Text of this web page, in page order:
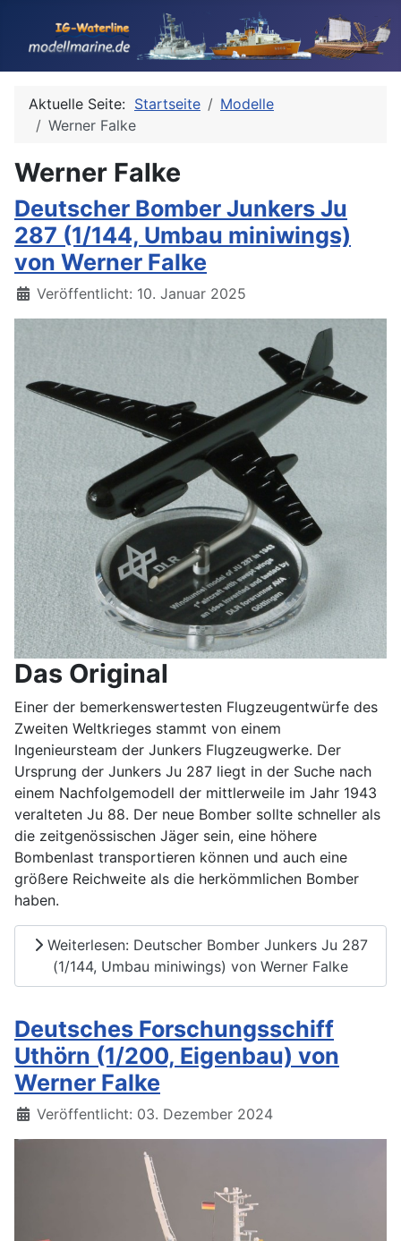
Aktuelle Seite: Startseite
Modelle
Werner Falke
Werner Falke
Deutscher Bomber Junkers Ju
287 (1/144, Umbau miniwings)
von Werner Falke
Details
Veröffentlicht: 10. Januar 2025
Das Original
Einer der bemerkenswertesten Flugzeugentwürfe des
Zweiten Weltkrieges stammt von einem
Ingenieursteam der Junkers Flugzeugwerke. Der
Ursprung der Junkers Ju 287 liegt in der Suche nach
einem Nachfolgemodell der mittlerweile im Jahr 1943
veralteten Ju 88. Der neue Bomber sollte schneller als
die zeitgenössischen Jäger sein, eine höhere
Bombenlast transportieren können und auch eine
größere Reichweite als die herkömmlichen Bomber
haben.
Weiterlesen: Deutscher Bomber Junkers Ju 287
(1/144, Umbau miniwings) von Werner Falke
Deutsches Forschungsschiff
Uthörn (1/200, Eigenbau) von
Werner Falke
Details
Veröffentlicht: 03. Dezember 2024